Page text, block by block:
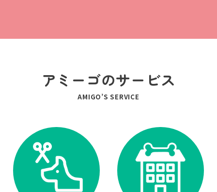
アミーゴのサービス
AMIGO’S SERVICE